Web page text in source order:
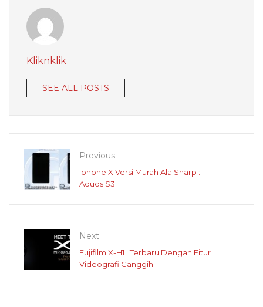
Kliknklik
SEE ALL POSTS
Previous
Iphone X Versi Murah Ala Sharp :
Aquos S3
Next
Fujifilm X-H1 : Terbaru Dengan Fitur
Videografi Canggih